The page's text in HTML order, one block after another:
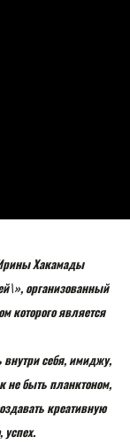
Хакамады
организованный
которого является
внутри себя, имиджу,
не быть планктоном,
креативную
успех.